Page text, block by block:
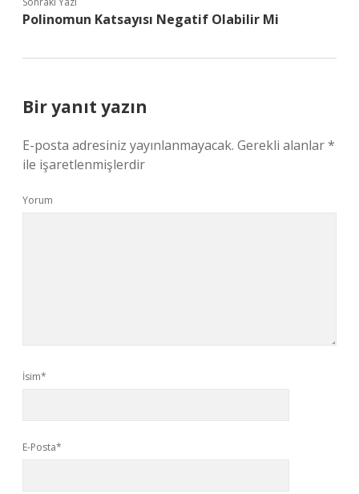
Polinomun Katsayısı Negatif Olabilir Mi
Bir yanıt yazın
E-posta adresiniz yayınlanmayacak. Gerekli alanlar*
ile işaretlenmişlerdir
Yorum
İsim*
E-Posta*